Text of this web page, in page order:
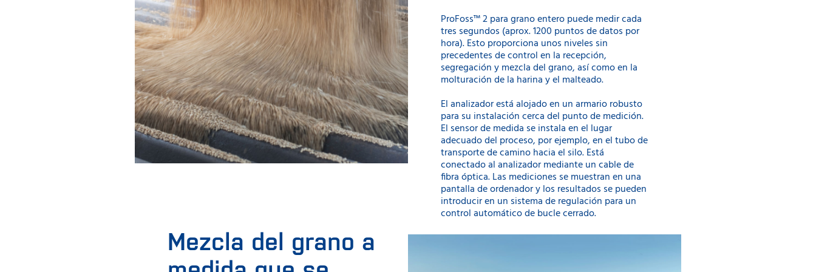
ProFoss™ 2 para grano entero puede medir cada
tres segundos (aprox. 1200 puntos de datos por
hora). Esto proporciona unos niveles sin
precedentes de control en la recepción,
segregación y mezcla del grano, así como en la
molturación de la harina y el malteado.
El analizador está alojado en un armario robusto
para su instalación cerca del punto de medición.
El sensor de medida se instala en el lugar
adecuado del proceso, por ejemplo, en el tubo de
transporte de camino hacia el silo. Está
conectado al analizador mediante un cable de
fibra óptica. Las mediciones se muestran en una
pantalla de ordenador y los resultados se pueden
introducir en un sistema de regulación para un
control automático de bucle cerrado.
Mezcla del grano a